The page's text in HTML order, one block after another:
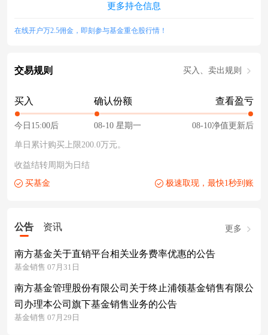
更多持仓信息
在线开户万2.5佣金，即刻参与基金重仓股行情！
交易规则 买入、卖出规则
买入
今日15:00后
确认份额
08-10 星期一
查看盈亏
08-10净值更新后
单日累计购买上限200.0万元。
收益结转周期为日结
买基金
极速取现，最快1秒到账
公告 资讯 更多
南方基金关于直销平台相关业务费率优惠的公告
基金销售 07月31日
南方基金管理股份有限公司关于终止浦领基金销售有限公
司办理本公司旗下基金销售业务的公告
基金销售 07月29日